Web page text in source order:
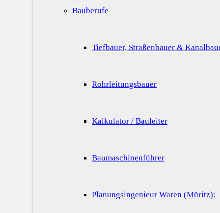
Bauberufe
Tiefbauer, Straßenbauer &
Rohrleitungsbauer
Kalkulator / Bauleiter
Baumaschinenführer
Planungsingenieur Waren (Müritz):